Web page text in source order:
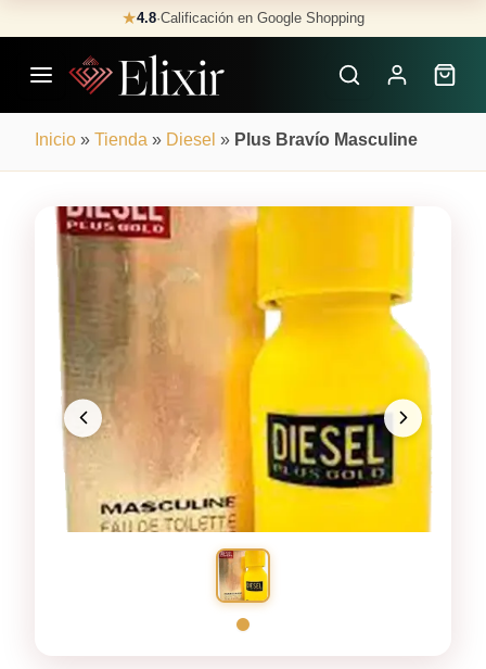
to
content
★4.8·Calificación en Google Shopping
Inicio » Tienda » Diesel » Plus Bravío Masculine